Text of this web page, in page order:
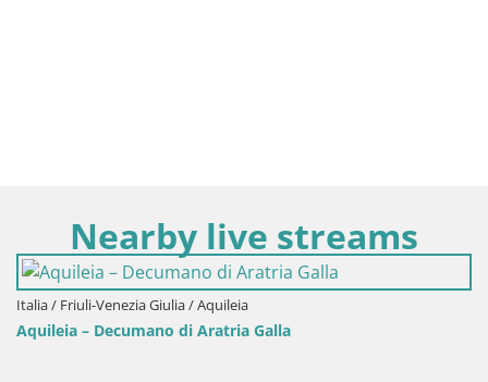
Nearby live streams
Venezia Giulia / Aquileia
Decumano di Aratria Galla